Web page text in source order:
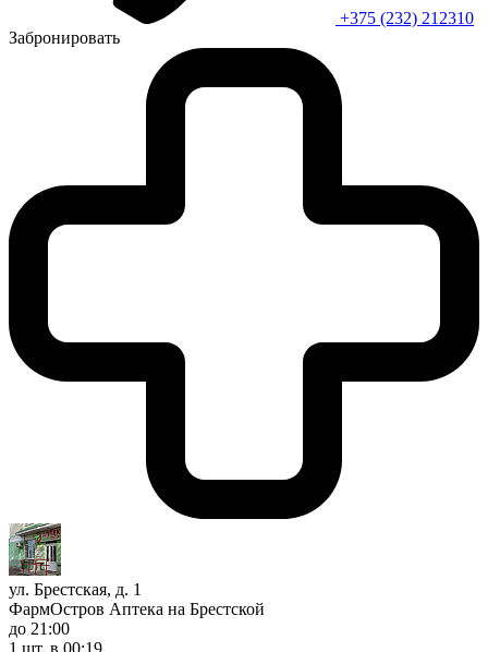
+375 (232) 212310
Забронировать
ул. Брестская, д. 1
ФармОстров Аптека на Брестской
до 21:00
1 шт. в 00:19